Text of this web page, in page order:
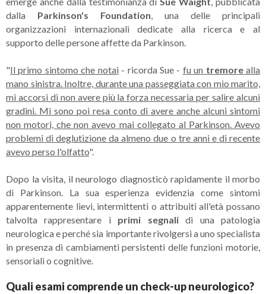
dalla Parkinson's Foundation , una delle principali
organizzazioni internazionali dedicate alla ricerca e al
supporto delle persone affette da Parkinson.
"Il primo sintomo che notai- ricorda Sue - fu un tremorealla
mano sinistra. Inoltre, durante una passeggiata con mio marito,
mi accorsi di non avere più la forza necessaria per salire alcuni
gradini. Mi sono poi resa conto di avere anche alcuni sintomi
non motori, che non avevo mai collegato al Parkinson. Avevo
problemi di deglutizione da almeno due o tre anni e di recente
avevo perso l'olfatto".
Dopo la visita, il neurologo diagnosticò rapidamente il morbo
di Parkinson. La sua esperienza evidenzia come sintomi
apparentemente lievi, intermittenti o attribuiti all'età possano
talvolta rappresentare i primi segnalidi una patologia
neurologica e perché sia importante rivolgersi a uno specialista
in presenza di cambiamenti persistenti delle funzioni motorie,
sensoriali o cognitive.
Quali esami comprende un check-up neurologico?